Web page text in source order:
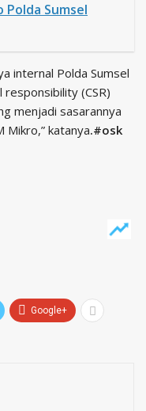
Polda Sumsel
internal Polda Sumsel
(CSR)
menjadi sasarannya
Mikro,” katanya.#osk
Google+